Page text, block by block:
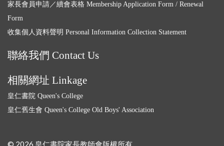
家長會員申請／續會表格 Membership Application Form / Renewal
Form
收集個人資料聲明 Personal Information Collection Statement
聯絡我們 Contact Us
相關網址 Linkage
皇仁書院 Queen's College
皇仁舊生會 Queen's College Old Boys' Association
© 2026 皇仁書院家長教師會版權所有